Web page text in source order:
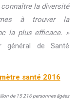
la diversité
à trouver la
la plus efficace. »
général de Santé
santé 2016
de 15 216 personnes âgées